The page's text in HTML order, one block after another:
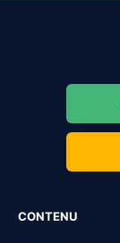
CONTENU